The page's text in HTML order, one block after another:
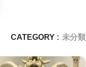
CATEGORY : 未分類